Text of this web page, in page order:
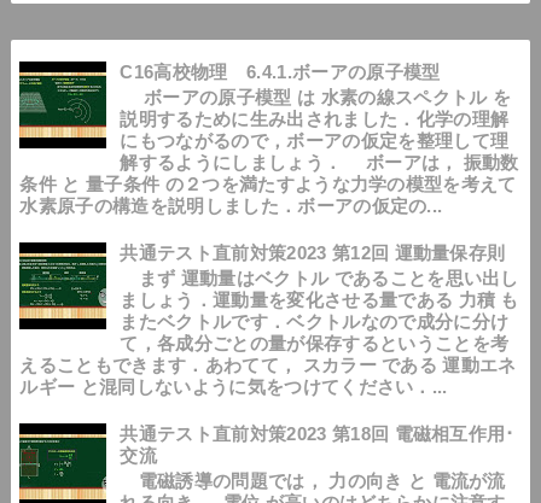
C16高校物理 6.4.1.ボーアの原子模型
ボーアの原子模型 は 水素の線スペクトル を
説明するために生み出されました．化学の理解
にもつながるので，ボーアの仮定を整理して理
解するようにしましょう． ボーアは， 振動数
条件 と 量子条件 の２つを満たすような力学の模型を考えて
水素原子の構造を説明しました．ボーアの仮定の...
共通テスト直前対策2023 第12回 運動量保存則
まず 運動量はベクトル であることを思い出し
ましょう．運動量を変化させる量である 力積 も
またベクトルです．ベクトルなので成分に分け
て，各成分ごとの量が保存するということを考
えることもできます．あわてて， スカラー である 運動エネ
ルギー と混同しないように気をつけてください．...
共通テスト直前対策2023 第18回 電磁相互作用･
交流
電磁誘導の問題では， 力の向き と 電流が流